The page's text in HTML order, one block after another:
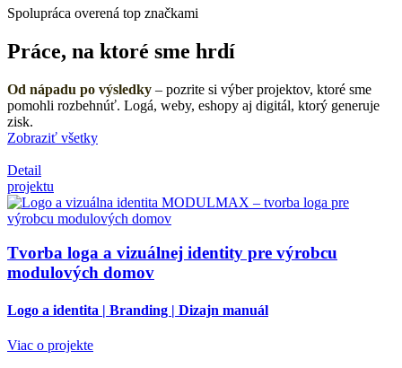
Spolupráca overená top značkami
Práce, na ktoré sme hrdí
Od nápadu po výsledky – pozrite si výber projektov, ktoré sme
pomohli rozbehnúť. Logá, weby, eshopy aj digitál, ktorý generuje
zisk.
Zobraziť všetky
Detail
projektu
Tvorba loga a vizuálnej identity pre výrobcu
modulových domov
Logo a identita | Branding | Dizajn manuál
Viac o projekte